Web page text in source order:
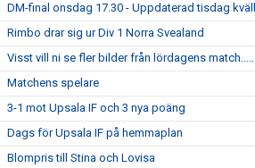
DM-final onsdag 17.30 - Uppdaterad tisdag kväll
Rimbo drar sig ur Div 1 Norra Svealand
Visst vill ni se fler bilder från lördagens match.....
Matchens spelare
3-1 mot Upsala IF och 3 nya poäng
Dags för Upsala IF på hemmaplan
Blompris till Stina och Lovisa